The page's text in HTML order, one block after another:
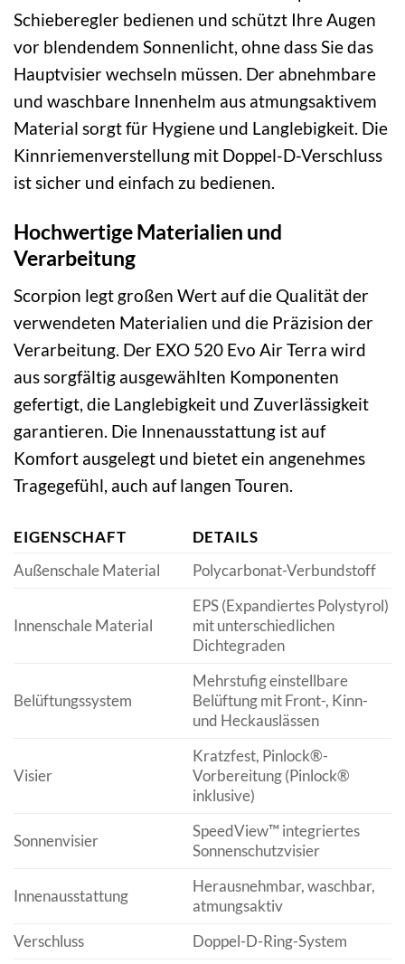
Schieberegler bedienen und schützt Ihre Augen
vor blendendem Sonnenlicht, ohne dass Sie das
Hauptvisier wechseln müssen. Der abnehmbare
und waschbare Innenhelm aus atmungsaktivem
Material sorgt für Hygiene und Langlebigkeit. Die
Kinnriemenverstellung mit Doppel-D-Verschluss
ist sicher und einfach zu bedienen.
Hochwertige Materialien und
Verarbeitung
Scorpion legt großen Wert auf die Qualität der
verwendeten Materialien und die Präzision der
Verarbeitung. Der EXO 520 Evo Air Terra wird
aus sorgfältig ausgewählten Komponenten
gefertigt, die Langlebigkeit und Zuverlässigkeit
garantieren. Die Innenausstattung ist auf
Komfort ausgelegt und bietet ein angenehmes
Tragegefühl, auch auf langen Touren.
EIGENSCHAFT
DETAILS
Außenschale Material
Polycarbonat-Verbundstoff
Innenschale Material
EPS (Expandiertes Polystyrol)
mit unterschiedlichen
Dichtegraden
Belüftungssystem
Mehrstufig einstellbare
Belüftung mit Front-, Kinn-
und Heckauslässen
Visier
Kratzfest, Pinlock®-
Vorbereitung (Pinlock®
inklusive)
Sonnenvisier
SpeedView™ integriertes
Sonnenschutzvisier
Innenausstattung
Herausnehmbar, waschbar,
atmungsaktiv
Verschluss
Doppel-D-Ring-System